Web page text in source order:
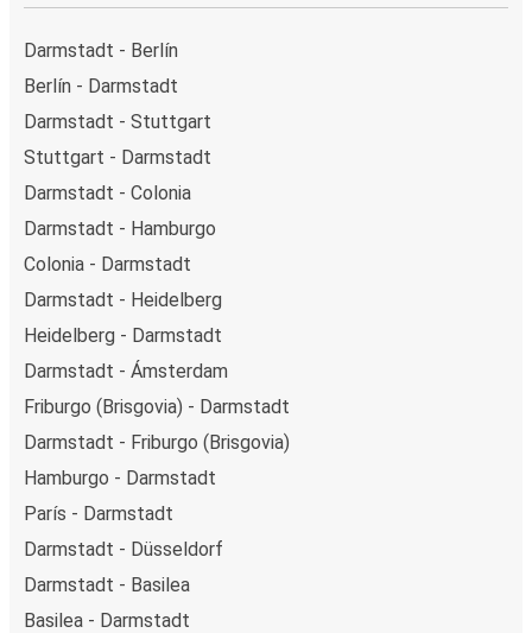
Darmstadt - Berlín
Berlín - Darmstadt
Darmstadt - Stuttgart
Stuttgart - Darmstadt
Darmstadt - Colonia
Darmstadt - Hamburgo
Colonia - Darmstadt
Darmstadt - Heidelberg
Heidelberg - Darmstadt
Darmstadt - Ámsterdam
Friburgo (Brisgovia) - Darmstadt
Darmstadt - Friburgo (Brisgovia)
Hamburgo - Darmstadt
París - Darmstadt
Darmstadt - Düsseldorf
Darmstadt - Basilea
Basilea - Darmstadt